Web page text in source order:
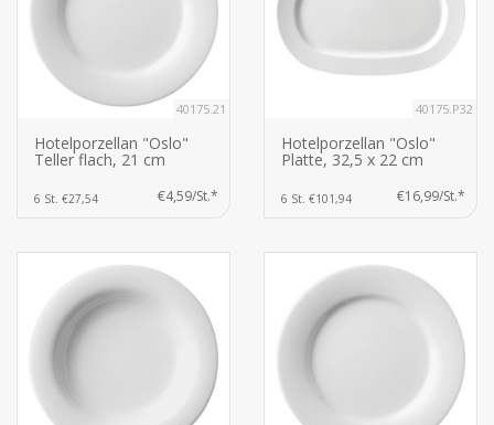
40175.21
Hotelporzellan "Oslo"
Teller flach, 21 cm
6 St. €27,54 €4,59/St.*
40175.P32
Hotelporzellan "Oslo"
Platte, 32,5 x 22 cm
6 St. €101,94 €16,99/St.*